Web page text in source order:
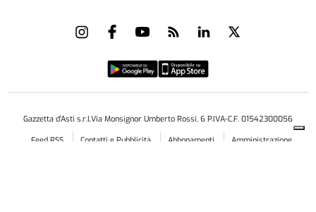
Gazzetta d'Asti s.r.l.Via Monsignor Umberto Rossi, 6 P.IVA-C.F. 01542300056
Feed RSS
Contatti e Pubblicità Abbonamenti
Amministrazione